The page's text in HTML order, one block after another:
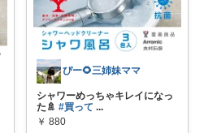
ぴー🌻三姉妹ママ
シャワーめっちゃキレイになっ
た🚿 #買って ...
￥ 880